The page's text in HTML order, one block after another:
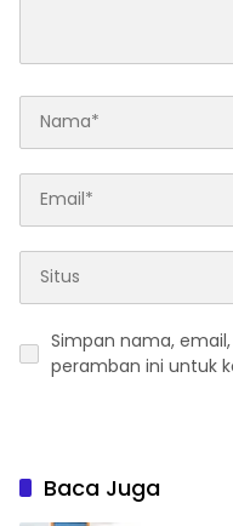
Simpan nama,
peramban ini untuk
Baca Juga